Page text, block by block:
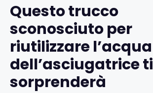
Questo trucco
sconosciuto per
riutilizzare l’acqua
dell’asciugatrice ti
sorprenderà